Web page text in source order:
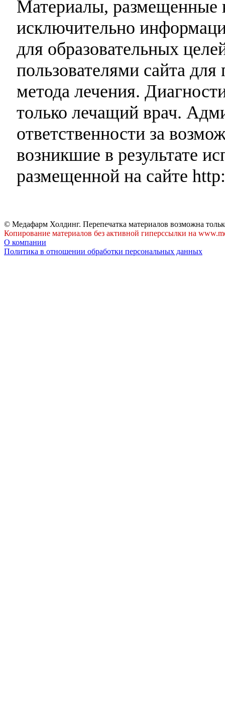
Материалы, размещенные
исключительно
для образовательных
пользователями сайта
метода лечения.
только лечащий врач.
ответственности за
возникшие в результате
размещенной на сайте
© Медафарм Холдинг. Перепечатка материалов возможна
Копирование материалов без активной гиперссылки на
О компании
Политика в отношении обработки персональных данных